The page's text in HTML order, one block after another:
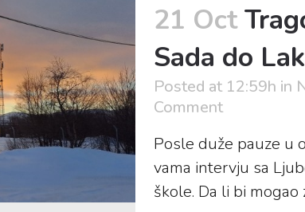
21 Oct
Sada do
Posted at 12:59h in
Comment
Posle duže pauze u
vama intervju sa
škole. Da li bi mogao